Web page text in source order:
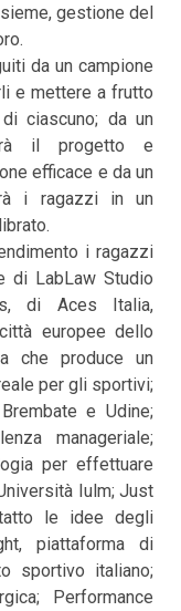
gestione del
da un campione
e mettere a frutto
ciascuno; da un
il progetto e
efficace e da un
i ragazzi in un
i ragazzi
di LabLaw Studio
di Aces Italia,
europee dello
che produce un
per gli sportivi;
e Udine;
manageriale;
per effettuare
Iulm; Just
le idee degli
piattaforma di
sportivo italiano;
Performance